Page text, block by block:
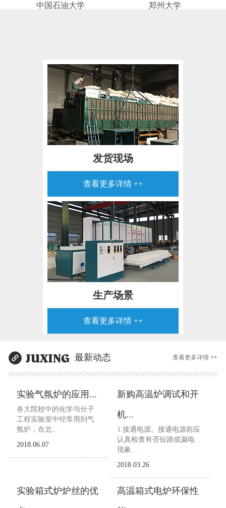
中国石油大学 郑州大学
发货现场
查看更多详情 ++
生产场景
查看更多详情 ++
最新动态 查看更多详情 ++
实验气氛炉的应用...
各大院校中的化学与分子
工程实验室中经常用到气
氛炉，在北...
2018.06.07
新购高温炉调试和开
机...
1.接通电源。接通电源前应
认真检查有否短路或漏电
现象...
2018.03.26
实验箱式炉炉丝的优
高温箱式电炉环保性